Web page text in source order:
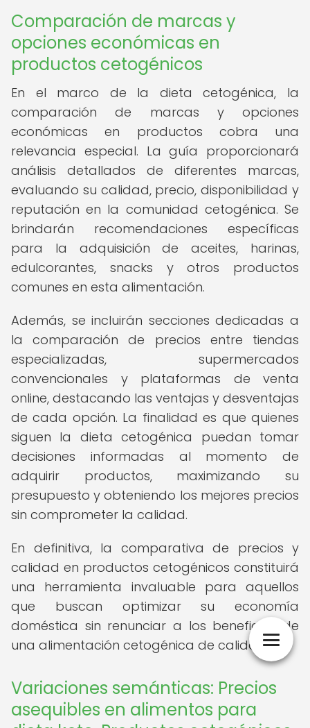
Comparación de marcas y
opciones económicas en
productos cetogénicos
En el marco de la dieta cetogénica, la
comparación de marcas y opciones
económicas en productos cobra una
relevancia especial. La guía proporcionará
análisis detallados de diferentes marcas,
evaluando su calidad, precio, disponibilidad y
reputación en la comunidad cetogénica. Se
brindarán recomendaciones específicas
para la adquisición de aceites, harinas,
edulcorantes, snacks y otros productos
comunes en esta alimentación.
Además, se incluirán secciones dedicadas a
la comparación de precios entre tiendas
especializadas, supermercados
convencionales y plataformas de venta
online, destacando las ventajas y desventajas
de cada opción. La finalidad es que quienes
siguen la dieta cetogénica puedan tomar
decisiones informadas al momento de
adquirir productos, maximizando su
presupuesto y obteniendo los mejores precios
sin comprometer la calidad.
En definitiva, la comparativa de precios y
calidad en productos cetogénicos constituirá
una herramienta invaluable para aquellos
que buscan optimizar su economía
doméstica sin renunciar a los beneficios de
una alimentación cetogénica de calidad.
Variaciones semánticas: Precios
asequibles en alimentos para